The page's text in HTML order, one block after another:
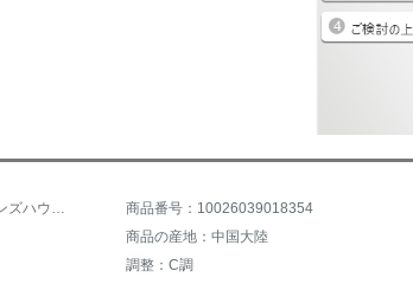
商品名称：上海国光ケアンズハウスモニ24穴重音复音プロプロ7调12长调スーツ全套初心者学生児童自学楽器7调アクセントセット【色备注】 商品番号：10026039018354
商品の産地：中国大陸
調整：C調